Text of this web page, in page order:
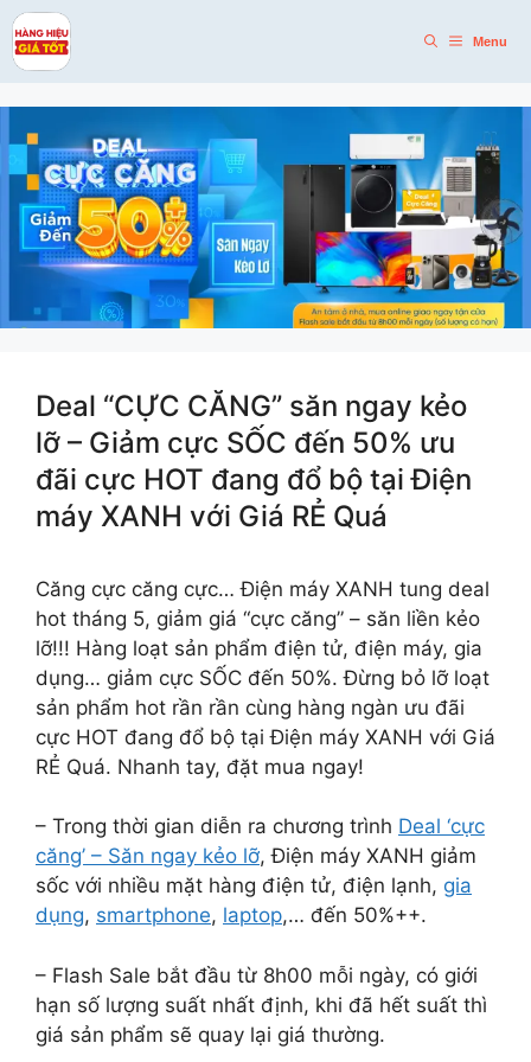
Skip
to
content
Menu
Deal “CỰC CĂNG” săn ngay kẻo
lỡ – Giảm cực SỐC đến 50% ưu
đãi cực HOT đang đổ bộ tại Điện
máy XANH với Giá RẺ Quá
Căng cực căng cực… Điện máy XANH tung deal
hot tháng 5, giảm giá “cực căng” – săn liền kẻo
lỡ!!! Hàng loạt sản phẩm điện tử, điện máy, gia
dụng… giảm cực SỐC đến 50%. Đừng bỏ lỡ loạt
sản phẩm hot rần rần cùng hàng ngàn ưu đãi
cực HOT đang đổ bộ tại Điện máy XANH với Giá
RẺ Quá. Nhanh tay, đặt mua ngay!
– Trong thời gian diễn ra chương trình Deal ‘cực
căng’ – Săn ngay kẻo lỡ, Điện máy XANH giảm
sốc với nhiều mặt hàng điện tử, điện lạnh, gia
dụng, smartphone, laptop,… đến 50%++.
– Flash Sale bắt đầu từ 8h00 mỗi ngày, có giới
hạn số lượng suất nhất định, khi đã hết suất thì
giá sản phẩm sẽ quay lại giá thường.